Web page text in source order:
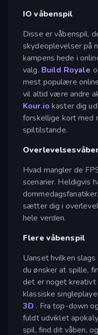
IO våbenspil
Disse er våbenspil,
skydeoplevelser på
kampens hede i
valg. Build Royale
mest populære
vil altid være andre
Kour.io kaster dig
forskellige kort med
spiltilstande.
Hvad mangler de
scenarier. Heldigvis
sætter dig i
hele verden.
Flere våbenspil
Uanset hvilken
du ønsker at spille,
det er noget
klassiske
3D . Fra top-down
fuldt udviklet
spil, find dit våben,